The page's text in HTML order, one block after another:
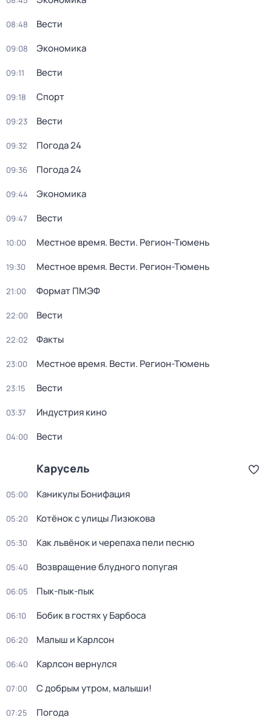
08:48 Вести
09:08 Экономика
09:11 Вести
09:18 Спорт
09:23 Вести
09:32 Погода 24
09:36 Погода 24
09:44 Экономика
09:47 Вести
10:00 Местное время. Вести. Регион-Тюмень
19:30 Местное время. Вести. Регион-Тюмень
21:00 Формат ПМЭФ
22:00 Вести
22:02 Факты
23:00 Местное время. Вести. Регион-Тюмень
23:15 Вести
03:37 Индустрия кино
04:00 Вести
Карусель
05:00 Каникулы Бонифация
05:20 Котёнок с улицы Лизюкова
05:30 Как львёнок и черепаха пели песню
05:40 Возвращение блудного попугая
06:05 Пык-пык-пык
06:10 Бобик в гостях у Барбоса
06:20 Малыш и Карлсон
06:40 Карлсон вернулся
07:00 С добрым утром, малыши!
07:25 Погода